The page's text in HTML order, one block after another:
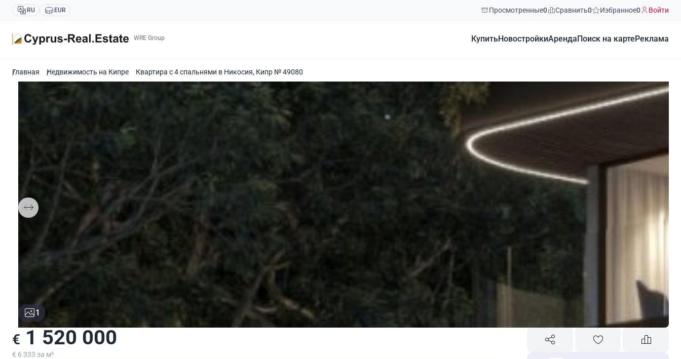
RU EUR Просмотренные0 Сравнить0 Избранное0 Войти
WRE Group КупитьНовостройкиАренда Поиск на карте Реклама
Главная Недвижимость на Кипре Квартира с 4 спальнями в Никосия, Кипр № 49080
1
€ 1 520 000
€ 6 333 за м²